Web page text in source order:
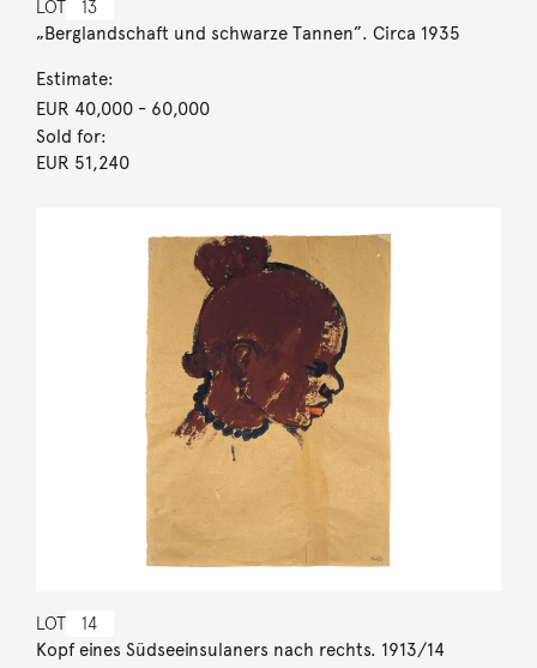
LOT 13
„Berglandschaft und schwarze Tannen”. Circa 1935
Estimate:
EUR 40,000- 60,000
Sold for:
EUR 51,240
LOT 14
Kopf eines Südseeinsulaners nach rechts. 1913/14